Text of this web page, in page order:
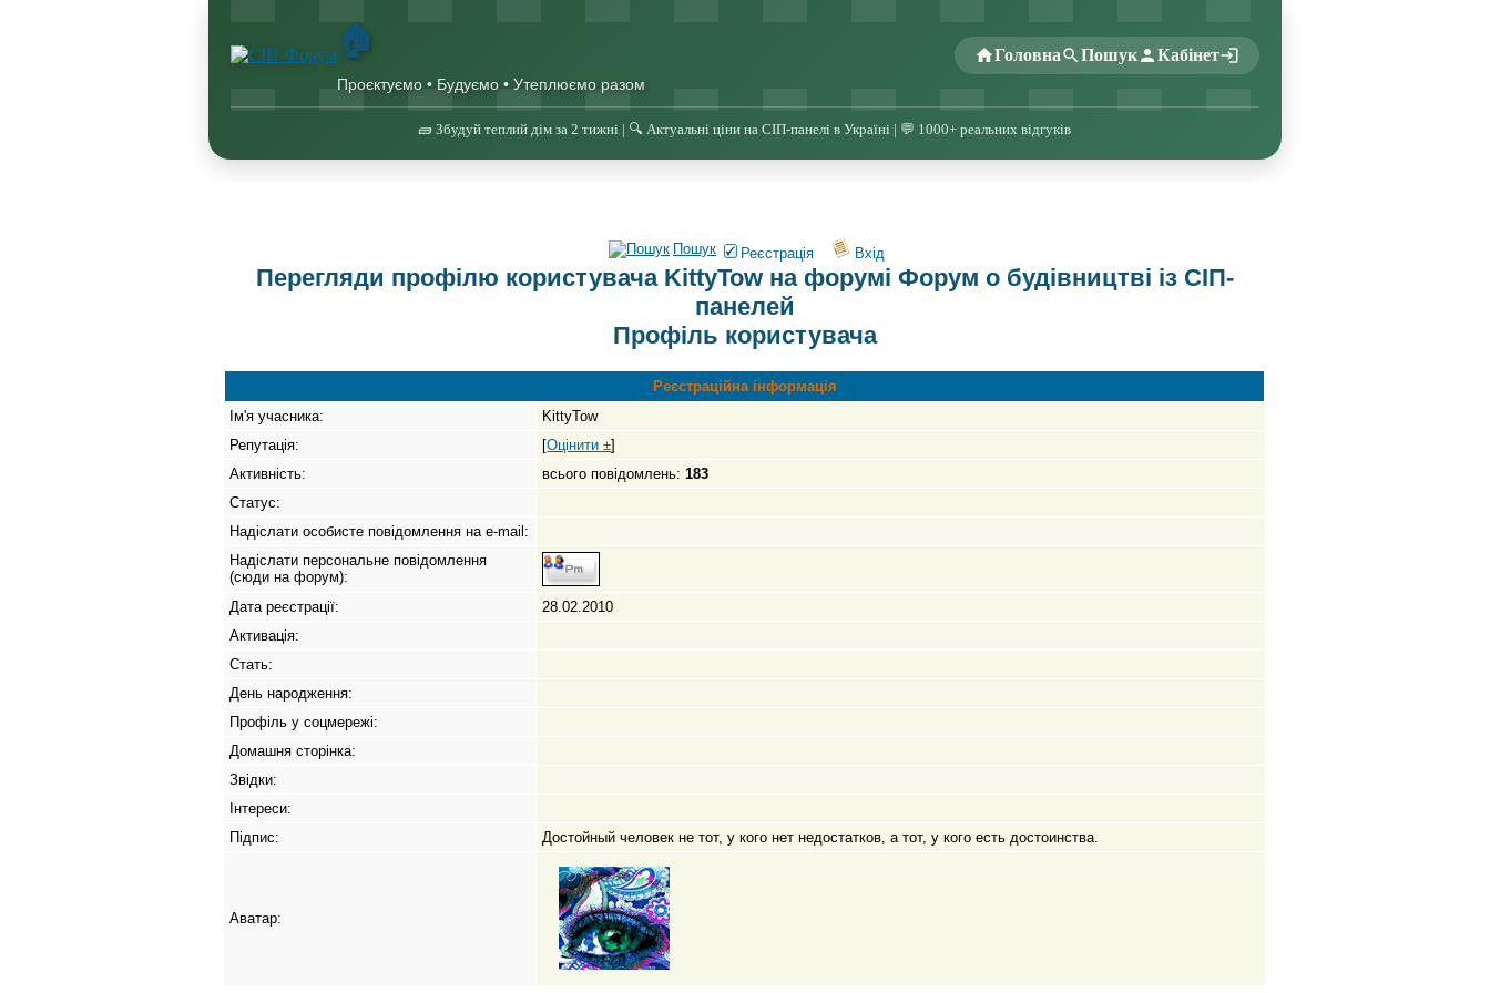
🏠
Проєктуємо • Будуємо • Утеплюємо разом
Головна Пошук Кабінет
🧱 Збудуй теплий дім за 2 тижні | 🔍 Актуальні ціни на СІП-панелі в Україні | 💬 1000+ реальних відгуків
Пошук Реєстрація Вхід
Перегляди профілю користувача KittyTow на форумі Форум о будівництві із СІП-
панелей
Профіль користувача
Реєстраційна інформація
Ім'я учасника:
KittyTow
Репутація:
[Оцінити ±]
Активність:
всього повідомлень:183
Статус:
Надіслати особисте повідомлення на e-mail:
Надіслати персональне повідомлення
(сюди на форум):
Дата реєстрації:
28.02.2010
Активація:
Стать:
День народження:
Профіль у соцмережі:
Домашня сторінка:
Звідки:
Інтереси:
Підпис:
Достойный человек не тот, у кого нет недостатков, а тот, у кого есть достоинства.
Аватар: